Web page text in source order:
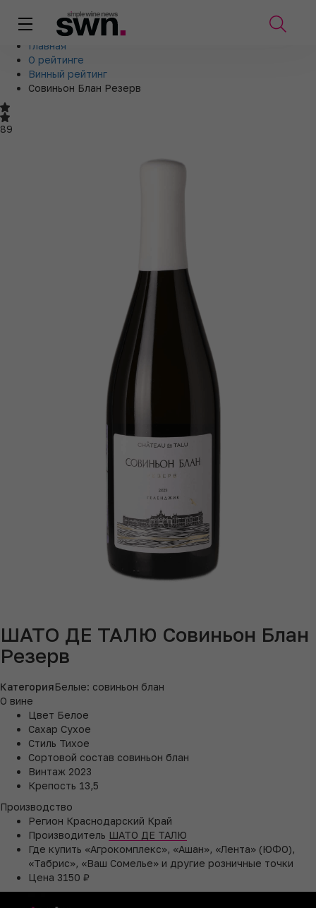
Главная
О рейтинге
Винный рейтинг
Совиньон Блан Резерв
89
ШАТО ДЕ ТАЛЮ Совиньон Блан
Резерв
КатегорияБелые: совиньон блан
О вине
Цвет Белое
Сахар Сухое
Стиль Тихое
Сортовой состав совиньон блан
Винтаж 2023
Крепость 13,5
Производство
Регион Краснодарский Край
Производитель ШАТО ДЕ ТАЛЮ
Где купить «Агрокомплекс», «Ашан», «Лента» (ЮФО),
«Табрис», «Ваш Сомелье» и другие розничные точки
Цена 3150 ₽